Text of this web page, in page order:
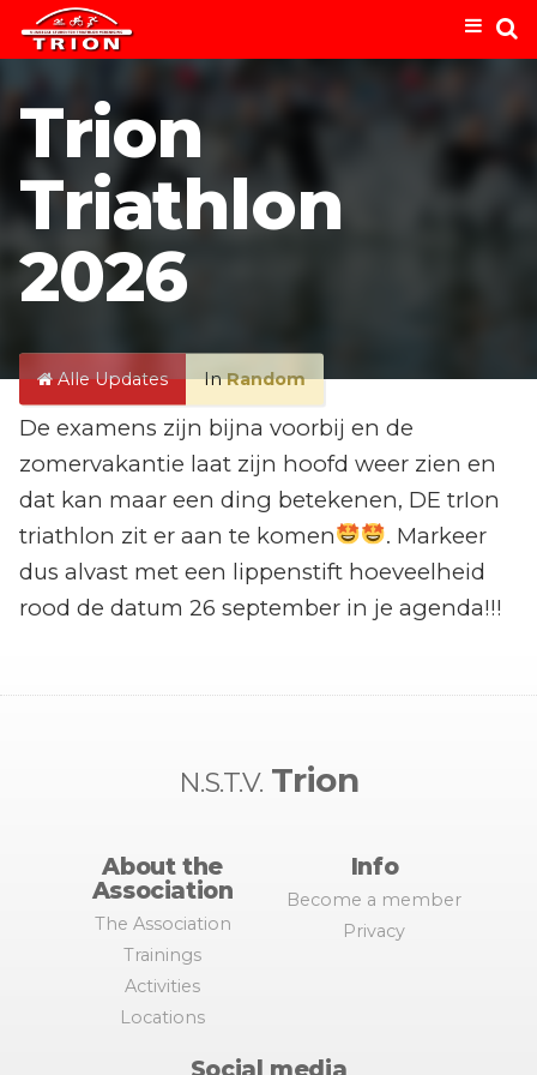
Trion
Triathlon
2026
Alle Updates InRandom
De examens zijn bijna voorbij en de
zomervakantie laat zijn hoofd weer zien en
dat kan maar een ding betekenen, DE trIon
triathlon zit er aan te komen
. Markeer
dus alvast met een lippenstift hoeveelheid
rood de datum 26 september in je agenda!!!
N.S.T.V. Trion
About the
Association
The Association
Trainings
Activities
Locations
Info
Become a member
Privacy